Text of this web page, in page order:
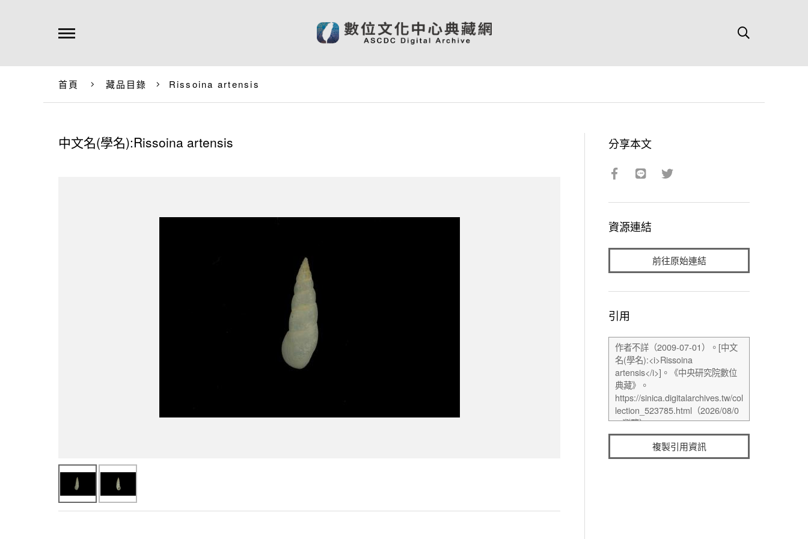
首頁 藏品目錄 Rissoina artensis
中文名(學名):Rissoina artensis 分享本文
資源連結
前往原始連結
引用
複製引用資訊